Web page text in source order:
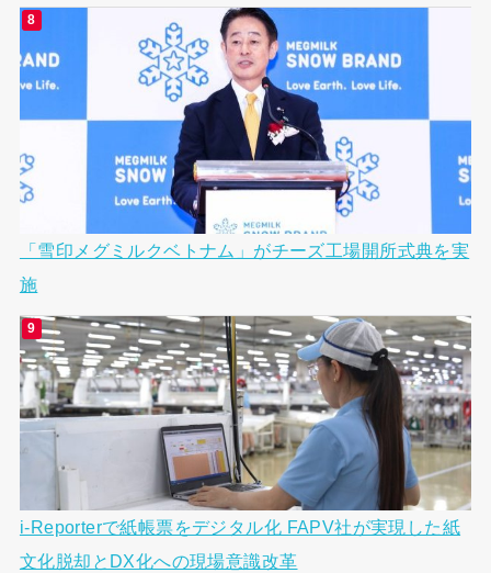
「雪印メグミルクベトナム」がチーズ工場開所式典を実
施
i-Reporterで紙帳票をデジタル化 FAPV社が実現した紙
文化脱却とDX化への現場意識改革